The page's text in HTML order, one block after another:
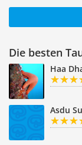
Die besten
Haa
Asdu